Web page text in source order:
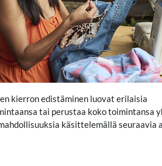
kierron edistäminen luovat erilaisia
tai perustaa koko toimintansa
käsittelemällä seuraavia